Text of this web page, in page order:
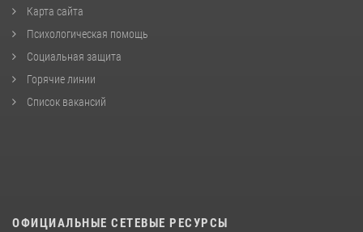
Карта сайта
Психологическая помощь
Социальная защита
Горячие линии
Список вакансий
ОФИЦИАЛЬНЫЕ СЕТЕВЫЕ РЕСУРСЫ